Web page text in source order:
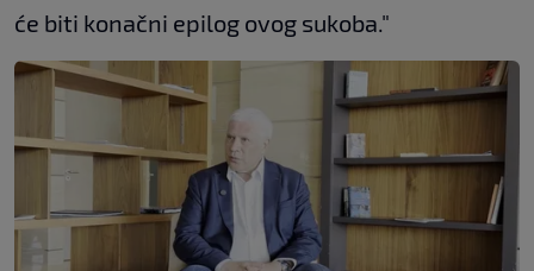
će biti konačni epilog ovog sukoba."